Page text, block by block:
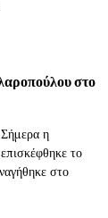
στο
η
το
στο